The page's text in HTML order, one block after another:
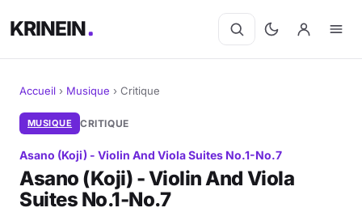
KRINEIN
Cinéma
Séries
Manga
Accueil › Musique › Critique
MUSIQUE CRITIQUE
Asano (Koji) - Violin And Viola Suites No.1-No.7
Asano (Koji) - Violin And Viola
Suites No.1-No.7